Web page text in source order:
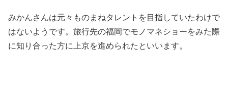
みかんさんは元々ものまねタレントを目指していたわけで
はないようです。旅行先の福岡でモノマネショーをみた際
に知り合った方に上京を進められたといいます。